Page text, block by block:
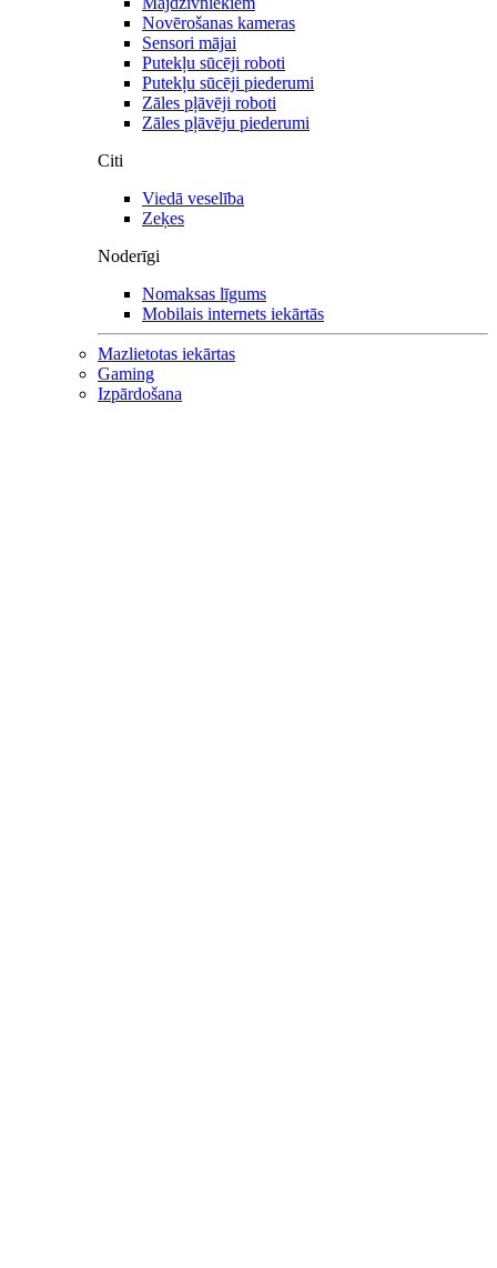
Novērošanas kameras
Sensori mājai
Putekļu sūcēji roboti
Putekļu sūcēji piederumi
Zāles pļāvēji roboti
Zāles pļāvēju piederumi
Citi
Viedā veselība
Zeķes
Noderīgi
Nomaksas līgums
Mobilais internets iekārtās
Mazlietotas iekārtas
Gaming
Izpārdošana